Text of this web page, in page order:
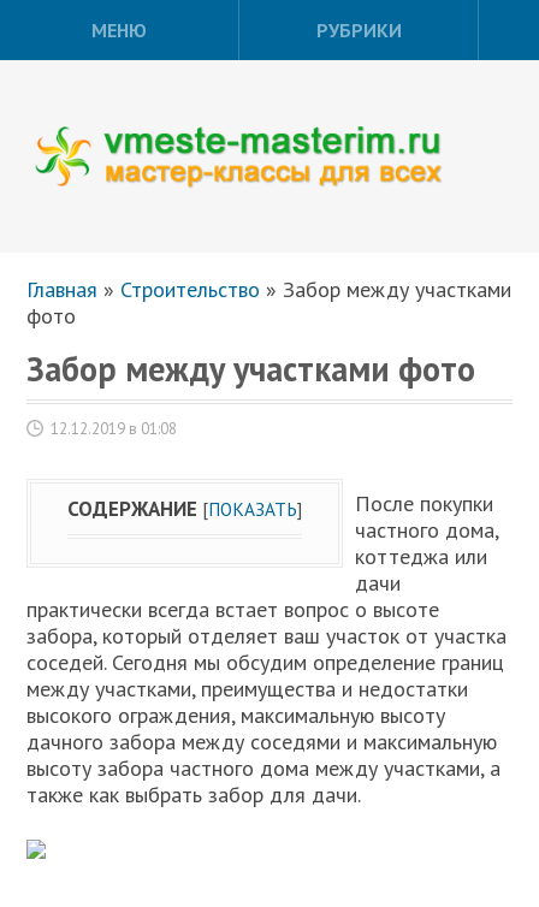
МЕНЮ РУБРИКИ
Главная » Строительство » Забор между участками
фото
Забор между участками фото
12.12.2019 в 01:08
СОДЕРЖАНИЕ [ПОКАЗАТЬ]
После покупки
частного дома,
коттеджа или
дачи
практически всегда встает вопрос о высоте
забора, который отделяет ваш участок от участка
соседей. Сегодня мы обсудим определение границ
между участками, преимущества и недостатки
высокого ограждения, максимальную высоту
дачного забора между соседями и максимальную
высоту забора частного дома между участками, а
также как выбрать забор для дачи.